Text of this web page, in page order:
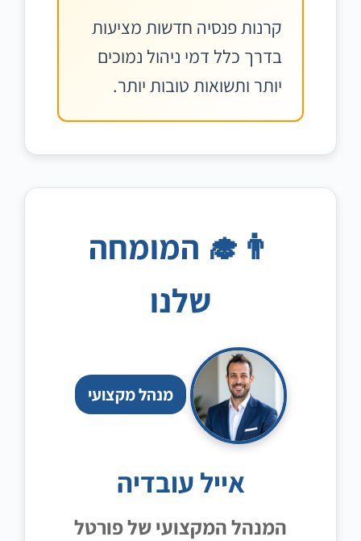
קרנות פנסיה חדשות מציעות
בדרך כלל דמי ניהול נמוכים
יותר ותשואות טובות יותר.
👨‍🎓 המומחה
שלנו
מנהל מקצועי
אייל עובדיה
המנהל המקצועי של פורטל